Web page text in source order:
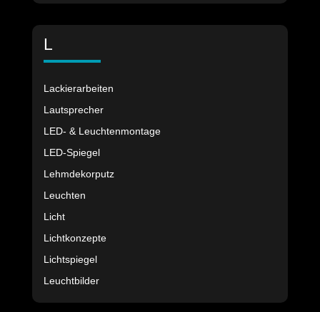
L
Lackierarbeiten
Lautsprecher
LED- & Leuchtenmontage
LED-Spiegel
Lehmdekorputz
Leuchten
Licht
Lichtkonzepte
Lichtspiegel
Leuchtbilder